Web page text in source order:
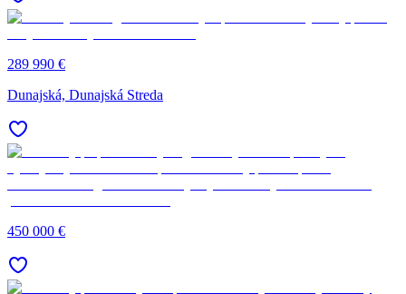
289 990 €
Dunajská, Dunajská Streda
450 000 €